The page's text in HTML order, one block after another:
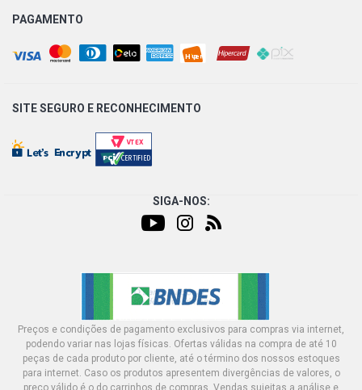
PAGAMENTO
SITE SEGURO E RECONHECIMENTO
SIGA-NOS:
Preços e condições de pagamento exclusivos para compras via internet,
podendo variar nas lojas físicas. Ofertas válidas na compra de até 10
peças de cada produto por cliente, até o término dos nossos estoques
para internet. Caso os produtos apresentem divergências de valores, o
preço válido é o do carrinhos de compras. Vendas sujeitas a análise e